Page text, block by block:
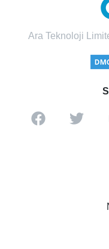
Ara Teknoloji